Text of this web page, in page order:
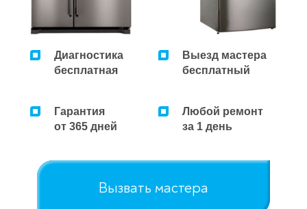
Диагностика
бесплатная
Выезд мастера
бесплатный
Гарантия
от 365 дней
Любой ремонт
за 1 день
Вызвать мастера